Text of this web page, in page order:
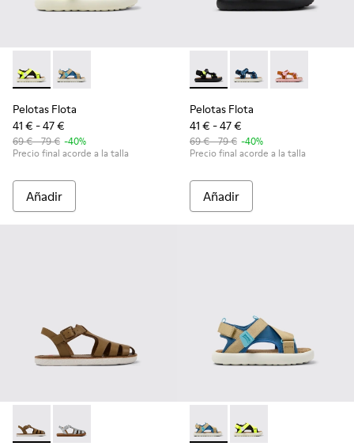
Pelotas Flota - K800636-001 - Sandalias de PET reciclado
Pelotas Flota - K800636-003 - Sandalias de PET
Pelotas Flota
41 € - 47 €
69 € - 79 € -40%
Precio final acorde a la talla
Añadir
Pelotas Flota - K800579-
Pelotas Flota -
Pelotas Flota
Pelotas Flota
41 € - 47 €
69 € - 79 € -40%
Precio final acorde a la talla
Añadir
Miko - K800569-004 - Sandalia de piel marrón
Miko - K800569-003 Pelotas Flota - K800636-
Pelotas Flota -